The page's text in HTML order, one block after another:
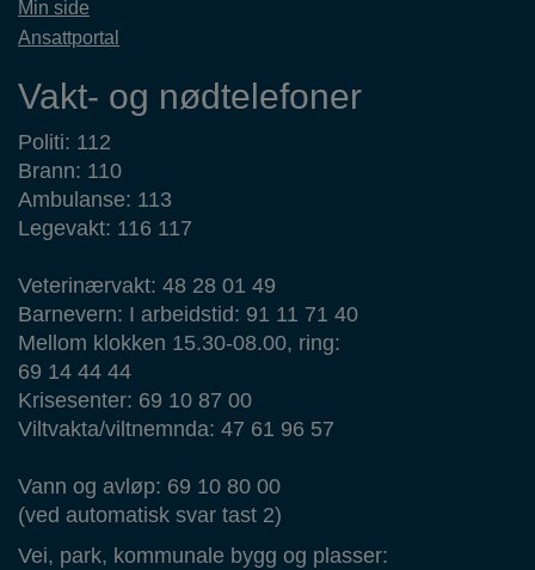
Min side
Ansattportal
Vakt- og nødtelefoner
Politi: 112
Brann: 110
Ambulanse: 113
Legevakt: 116 117
Veterinærvakt: 48 28 01 49
Barnevern: I arbeidstid: 91 11 71 40
Mellom klokken 15.30-08.00, ring:
69 14 44 44
Krisesenter: 69 10 87 00
Viltvakta/viltnemnda: 47 61 96 57
Vann og avløp: 69 10 80 00
(ved automatisk svar tast 2)
Vei, park, kommunale bygg og plasser: